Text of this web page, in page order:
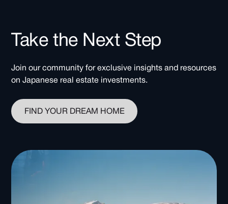
Take the Next Step
Join our community for exclusive insights and resources
on Japanese real estate investments.
FIND YOUR DREAM HOME